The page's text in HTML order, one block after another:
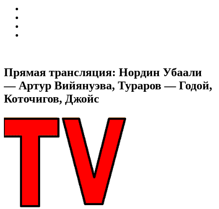
Прямая трансляция: Нордин Убаали
— Артур Вийянуэва, Тураров — Годой,
Коточигов, Джойс